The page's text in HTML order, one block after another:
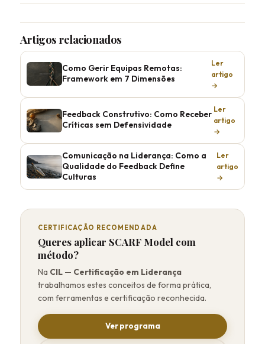
Artigos relacionados
Como Gerir Equipas Remotas:
Framework em 7 Dimensões
Ler
artigo
→
Feedback Construtivo: Como Receber
Críticas sem Defensividade
Ler
artigo
→
Comunicação na Liderança: Como a
Qualidade do Feedback Define
Culturas
Ler
artigo
→
CERTIFICAÇÃO RECOMENDADA
Queres aplicar SCARF Model com
método?
Na CIL — Certificação em Liderança
trabalhamos estes conceitos de forma prática,
com ferramentas e certificação reconhecida.
Ver programa